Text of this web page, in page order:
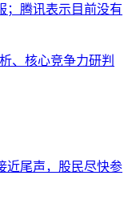
；腾讯表示目前没有
、核心竞争力研判
近尾声，股民尽快参